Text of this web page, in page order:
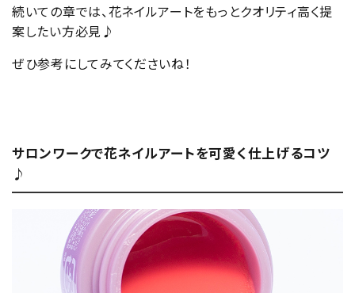
続いての章では、花ネイルアートをもっとクオリティ高く提
案したい方必見♪
ぜひ参考にしてみてくださいね！
サロンワークで花ネイルアートを可愛く仕上げるコツ
♪